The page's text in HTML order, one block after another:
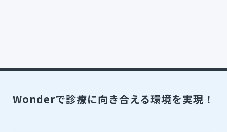
Wonderで診療に向き合える環境を実現！